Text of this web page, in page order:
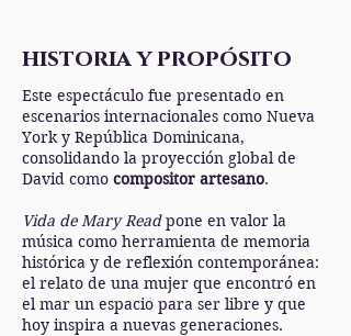
historia y propósito
Este espectáculo fue presentado en
escenarios internacionales como Nueva
York y República Dominicana,
consolidando la proyección global de
David como compositor artesano.
Vida de Mary Readpone en valor la
música como herramienta de memoria
histórica y de reflexión contemporánea:
el relato de una mujer que encontró en
el mar un espacio para ser libre y que
hoy inspira a nuevas generaciones.